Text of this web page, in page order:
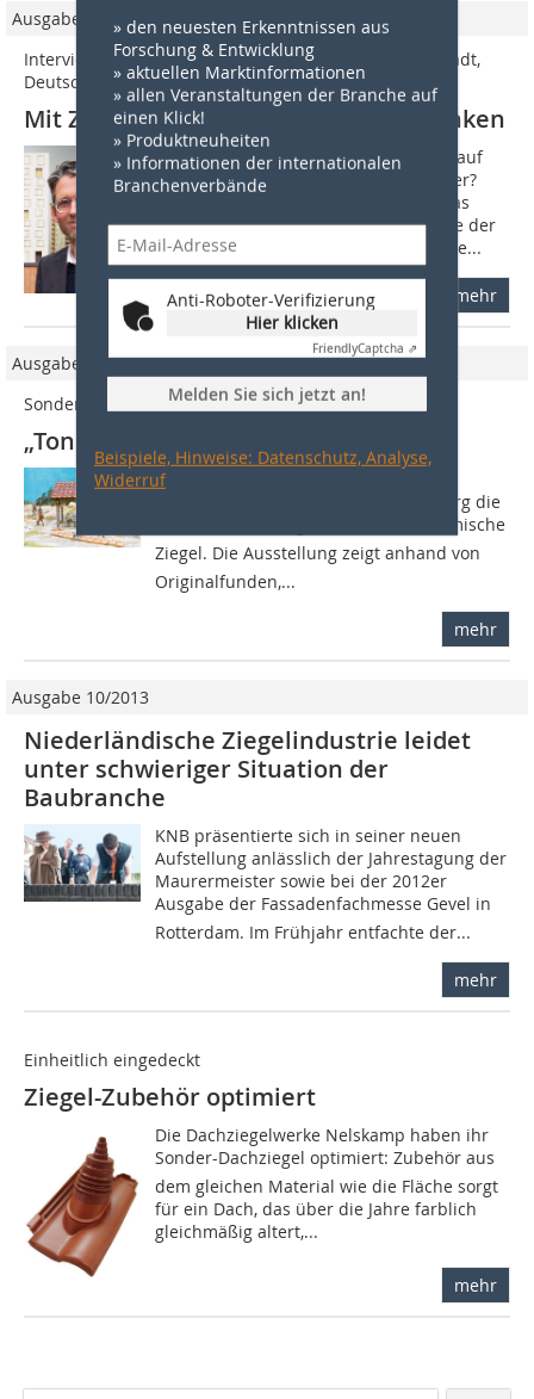
» den neuesten Erkenntnissen aus
Forschung & Entwicklung
» aktuellen Marktinformationen
» allen Veranstaltungen der Branche auf
einen Klick!
» Produktneuheiten
» Informationen der internationalen
Branchenverbände
Anti-Roboter-Verifizierung
Hier klicken
FriendlyCaptcha ⇗
Melden Sie sich jetzt an!
Beispiele, Hinweise: Datenschutz, Analyse,
Widerruf
Ausgabe 4/2016
Interview mit Gastprofessor Armin Behles, TU Darmstadt,
Deutschland
Mit Ziegeln bauen, heißt in Ziegel denken
Herr Professor Behles, wie kamen Sie auf
die Entwurfsidee der Wohnhochhäuser?
Der Berliner Architekturforscher Tobias
Engelschall machte mich auf die Pläne der
Wohnungsbaugesellschaft Berlin-Mitte...
mehr
Ausgabe 10/2012
Sonderausstellung im Römerkastell Saalburg
„Ton + Technik – Römische Ziegel“
Bis 27. Januar 2013 präsentiert das
Römerkastell Saalburg in Bad Homburg die
Sonderausstellung Ton + Technik  Römische
Ziegel. Die Ausstellung zeigt anhand von
Originalfunden,...
mehr
Ausgabe 10/2013
Niederländische Ziegelindustrie leidet
unter schwieriger Situation der
Baubranche
KNB präsentierte sich in seiner neuen
Aufstellung anlässlich der Jahrestagung der
Maurermeister sowie bei der 2012er
Ausgabe der Fassadenfachmesse Gevel in
Rotterdam. Im Frühjahr entfachte der...
mehr
Einheitlich eingedeckt
Ziegel-Zubehör optimiert
Die Dachziegelwerke Nelskamp haben ihr
Sonder-Dachziegel optimiert: Zubehör aus
dem gleichen Material wie die Fläche sorgt
für ein Dach, das über die Jahre farblich
gleichmäßig altert,...
mehr